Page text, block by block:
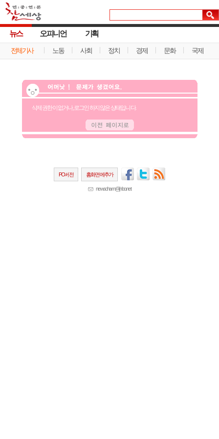
뉴스
전체기사 노동 사회 정치 경제 문화 국제
오피니언 기획
삭제 권한이 없거나, 로그인 하지 않은 상태입니다.
PC버전 홈화면에추가
newscham@jinbo.net